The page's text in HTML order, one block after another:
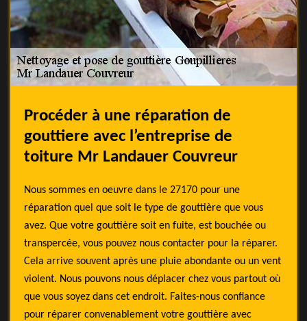
Procéder à une réparation de
gouttiere avec l’entreprise de
toiture Mr Landauer Couvreur
Nous sommes en oeuvre dans le 27170 pour une
réparation quel que soit le type de gouttière que vous
avez. Que votre gouttière soit en fuite, est bouchée ou
transpercée, vous pouvez nous contacter pour la réparer.
Cela arrive souvent après une pluie abondante ou un vent
violent. Nous pouvons nous déplacer chez vous partout où
que vous soyez dans cet endroit. Faites-nous confiance
pour réparer convenablement votre gouttière avec